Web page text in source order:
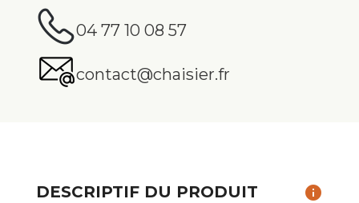
04 77 10 08 57
contact@chaisier.fr
DESCRIPTIF DU PRODUIT info